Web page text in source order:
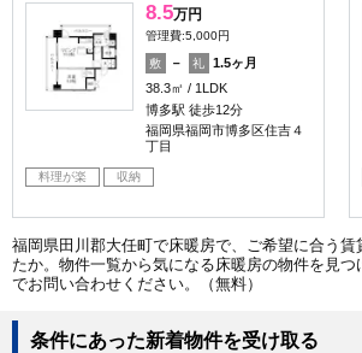
8.5万円
管理費:5,000円
敷 － 礼
1.5ヶ月
38.3㎡
1LDK
博多駅 徒歩12分
福岡県福岡市博多区住吉４
丁目
料理が楽 収納
福岡県田川郡大任町で床暖房で、ご希望に合う賃
たか。物件一覧から気になる床暖房の物件を見
でお問い合わせください。（無料）
条件にあった新着物件を受け取る